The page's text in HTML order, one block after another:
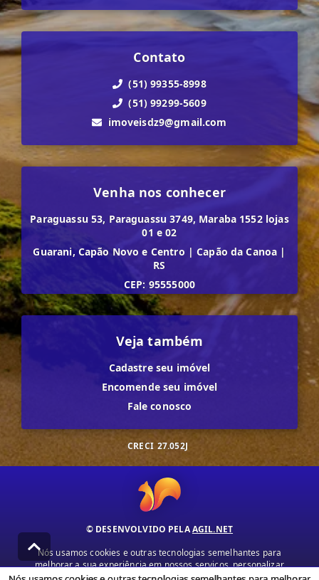
Contato
(51) 99355-8998
(51) 99299-5609
imoveisdz9@gmail.com
Venha nos conhecer
Paraguassu 53, Paraguassu 3749, Maraba 1552 lojas
01 e 02
Guarani, Capão Novo e Centro | Capão da Canoa |
RS
CEP: 95555000
Veja também
Cadastre seu imóvel
Encomende seu imóvel
Fale conosco
CRECI 27.052J
© DESENVOLVIDO PELAAGIL.NET
Nós usamos cookies e outras tecnologias semelhantes para
melhorar a sua experiência em nossos serviços, personalizar
publicidade e recomendar conteúdo de seu interesse. Ao utilizar